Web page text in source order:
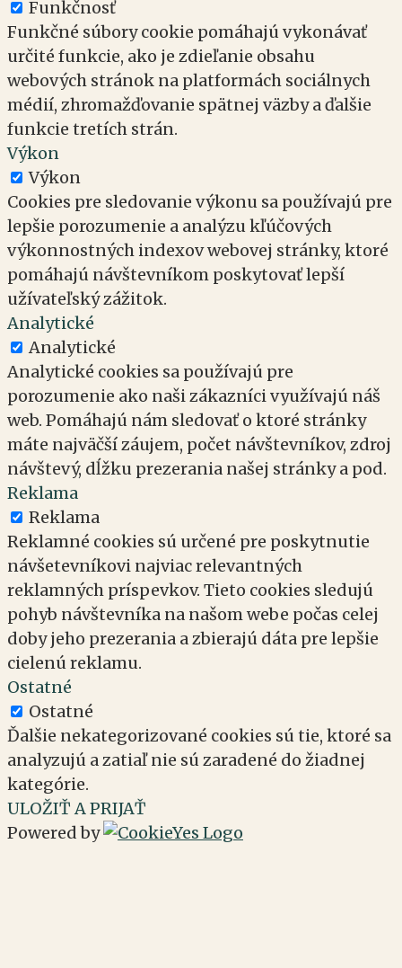
Funkčnosť
Funkčné súbory cookie pomáhajú vykonávať
určité funkcie, ako je zdieľanie obsahu
webových stránok na platformách sociálnych
médií, zhromažďovanie spätnej väzby a ďalšie
funkcie tretích strán.
Výkon
Výkon
Cookies pre sledovanie výkonu sa používajú pre
lepšie porozumenie a analýzu kľúčových
výkonnostných indexov webovej stránky, ktoré
pomáhajú návštevníkom poskytovať lepší
užívateľský zážitok.
Analytické
Analytické
Analytické cookies sa používajú pre
porozumenie ako naši zákazníci využívajú náš
web. Pomáhajú nám sledovať o ktoré stránky
máte najväčší záujem, počet návštevníkov, zdroj
návštevý, dĺžku prezerania našej stránky a pod.
Reklama
Reklama
Reklamné cookies sú určené pre poskytnutie
návšetevníkovi najviac relevantných
reklamných príspevkov. Tieto cookies sledujú
pohyb návštevníka na našom webe počas celej
doby jeho prezerania a zbierajú dáta pre lepšie
cielenú reklamu.
Ostatné
Ostatné
Ďalšie nekategorizované cookies sú tie, ktoré sa
analyzujú a zatiaľ nie sú zaradené do žiadnej
kategórie.
ULOŽIŤ A PRIJAŤ
Powered by